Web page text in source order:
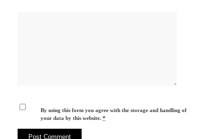
By using this form you agree with the storage and handling of
your data by this website.*